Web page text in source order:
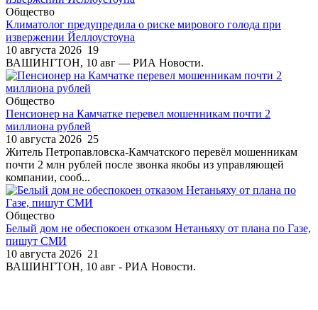
Общество
Климатолог предупредила о риске мирового голода при
извержении Йеллоустоуна
10 августа 2026 19
ВАШИНГТОН, 10 авг — РИА Новости.
Общество
Пенсионер на Камчатке перевел мошенникам почти 2
миллиона рублей
10 августа 2026 25
Житель Петропавловска-Камчатского перевёл мошенникам
почти 2 млн рублей после звонка якобы из управляющей
компании, сооб...
Общество
Белый дом не обеспокоен отказом Нетаньяху от плана по Газе,
пишут СМИ
10 августа 2026 21
ВАШИНГТОН, 10 авг - РИА Новости.